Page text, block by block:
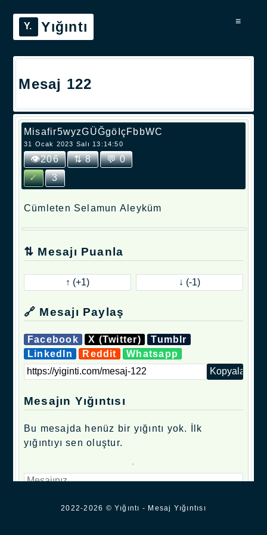
Yığıntı ≡
Mesaj 122
Misafir5wyzGÜĞgöIçFbbWC
31 Ocak 2023 Salı 13:14:50
👁206 ⇅ 8
💬 0
✓
3
Cümleten Selamun Aleyküm
⇅ Mesajı Puanla
🔗 Mesajı Paylaş
Facebook X (Twitter)
Tumblr
LinkedIn
Reddit Whatsapp
Mesajın Yığıntısı
Bu mesajda henüz bir yığıntı yok. İlk
yığıntıyı sen oluştur.
.
2022-2026 © Yığıntı - Mesaj Yığıntısı